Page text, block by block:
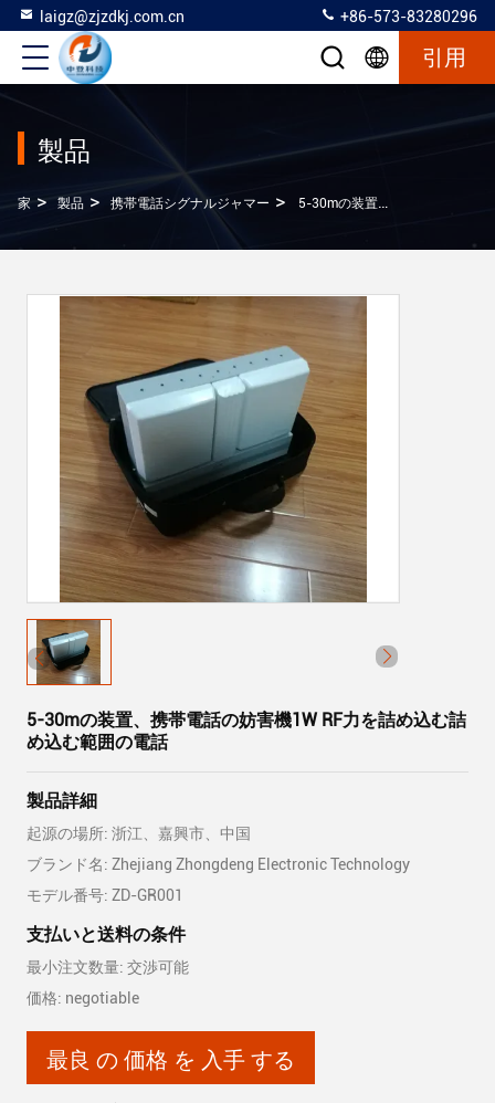
laigz@zjzdkj.com.cn +86-573-83280296
引用
製品
家 > 製品 > 携帯電話シグナルジャマー > 5-30mの装置、携帯電話の妨害機1W RF力を詰め込む詰め込む範囲の電話
5-30mの装置、携帯電話の妨害機1W RF力を詰め込む詰
め込む範囲の電話
製品詳細
起源の場所: 浙江、嘉興市、中国
ブランド名: Zhejiang Zhongdeng Electronic Technology
モデル番号: ZD-GR001
支払いと送料の条件
最小注文数量: 交渉可能
価格: negotiable
最良 の 価格 を 入手 する